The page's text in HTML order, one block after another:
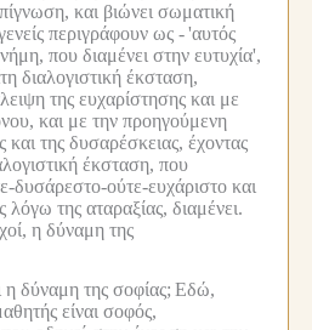
και βιώνει σωματική
περιγράφουν ως -'αυτός
που διαμένει στην ευτυχία',
διαλογιστική έκσταση,
της ευχαρίστησης και με
και με την προηγούμενη
και της δυσαρέσκειας, έχοντας
έκσταση, που
δυσάρεστο-ούτε-ευχάριστο και
λόγω της αταραξίας, διαμένει.
η δύναμη της
η δύναμη της σοφίας; Εδώ,
είναι σοφός,